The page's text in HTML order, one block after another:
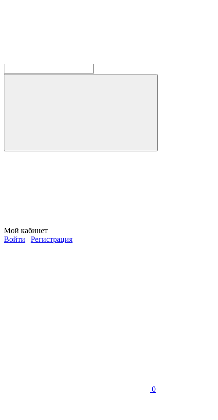
Мой кабинет
Войти | Регистрация
0